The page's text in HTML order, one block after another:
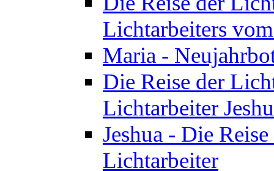
Lichtarbeiters
Maria -
Die Reise der
Lichtarbeiter
Jeshua - Die
Lichtarbeiter